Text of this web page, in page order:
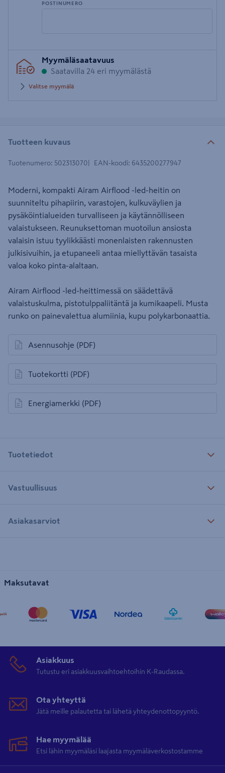
POSTINUMERO
postinumero
Myymäläsaatavuus
Saatavilla 24 eri myymälästä
Valitse myymälä
Tuotteen kuvaus
Tuotenumero: 502313070 EAN-koodi: 6435200277947
Moderni, kompakti Airam Airflood -led-heitin on
suunniteltu pihapiirin, varastojen, kulkuväylien ja
pysäköintialueiden turvalliseen ja käytännölliseen
valaistukseen. Reunuksettoman muotoilun ansiosta
valaisin istuu tyylikkäästi monenlaisten rakennusten
julkisivuihin, ja etupaneeli antaa miellyttävän tasaista
valoa koko pinta-alaltaan.
Airam Airflood -led-heittimessä on säädettävä
valaistuskulma, pistotulppaliitäntä ja kumikaapeli. Musta
runko on painevalettua alumiinia, kupu polykarbonaattia.
Asennusohje (PDF)
avautuu uuteen välilehteen
Tuotekortti (PDF)
avautuu uuteen välilehteen
Energiamerkki (PDF)
avautuu uuteen välilehteen
Tuotetiedot
Vastuullisuus
Asiakasarviot
Maksutavat
Asiakkuus
Tutustu eri asiakkuusvaihtoehtoihin K-Raudassa.
Ota yhteyttä
Jätä meille palautetta tai lähetä yhteydenottopyyntö.
Hae myymälää
Etsi lähin myymäläsi laajasta myymäläverkostostamme